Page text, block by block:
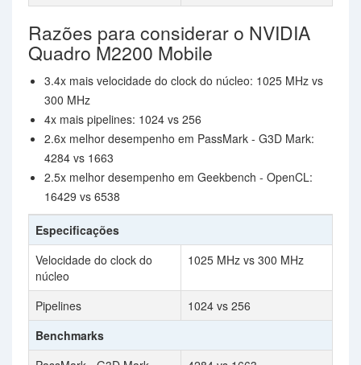
Razões para considerar o NVIDIA
Quadro M2200 Mobile
3.4x mais velocidade do clock do núcleo: 1025 MHz vs
300 MHz
4x mais pipelines: 1024 vs 256
2.6x melhor desempenho em PassMark - G3D Mark:
4284 vs 1663
2.5x melhor desempenho em Geekbench - OpenCL:
16429 vs 6538
Especificações
Velocidade do clock do
núcleo
1025 MHz vs 300 MHz
Pipelines
1024 vs 256
Benchmarks